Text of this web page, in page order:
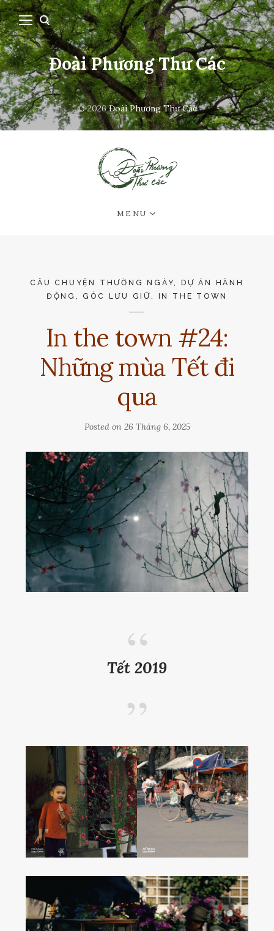
Đoài Phương Thư Các
© 2026Đoài Phương Thư Các
MENU
CÂU CHUYỆN THƯỜNG NGÀY
DỰ ÁN HÀNH
ĐỘNG
,GÓC LƯU GIỮ IN THE TOWN
In the town #24:
Những mùa Tết đi
qua
Posted on 26 Tháng 6, 2025
Tết 2019